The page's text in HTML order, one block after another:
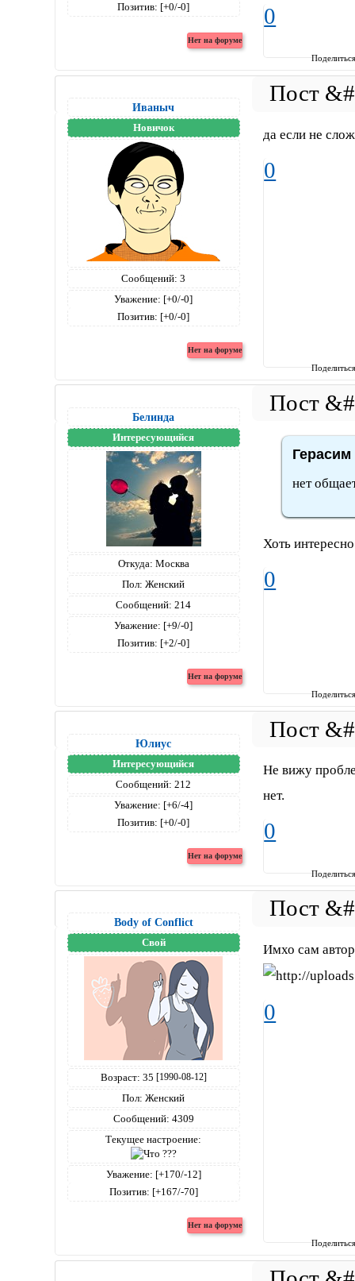
Позитив: [+0/-0] 0
Иваныч
Новичок
Сообщений: 3
Уважение: [+0/-0]
Позитив: [+0/-0]
да если не
0
Белинда
Интересующийся
Откуда: Москва
Пол: Женский
Сообщений: 214
Уважение: [+9/-0]
Позитив: [+2/-0]
нет
Хоть
0
Юлиус
Интересующийся
Сообщений: 212
Уважение: [+6/-4]
Позитив: [+0/-0]
Не вижу
нет.
0
Body of Conflict
Свой
Возраст: 35 [1990-08-12]
Пол: Женский
Сообщений: 4309
Текущее настроение:
Уважение: [+170/-12]
Позитив: [+167/-70]
Имхо сам
0